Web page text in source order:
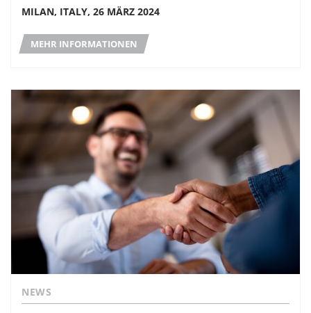
MILAN, ITALY, 26 MÄRZ 2024
MEHR INFORMATIONEN
NEWS